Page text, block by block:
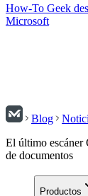
How-To Geek
Microsoft
Blog
El último escáner
de documentos
Productos